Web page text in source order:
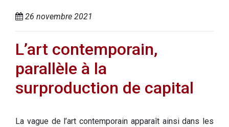
26 novembre 2021
L’art contemporain,
parallèle à la
surproduction de capital
La vague de l’art contemporain apparaît ainsi dans les